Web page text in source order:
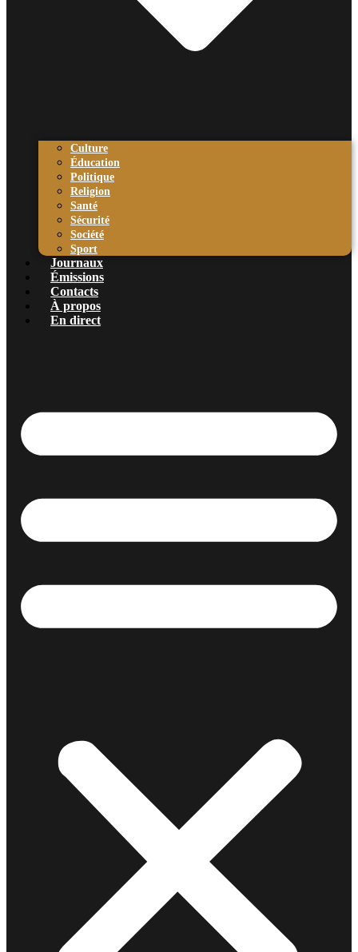
Culture
Éducation
Politique
Religion
Santé
Sécurité
Société
Sport
Journaux
Émissions
Contacts
À propos
En direct